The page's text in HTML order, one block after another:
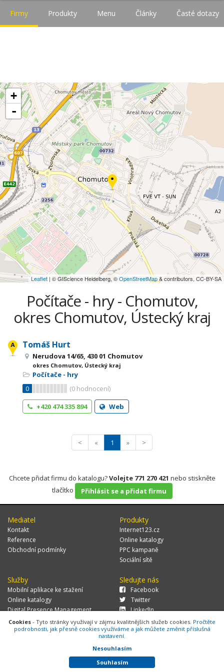
Firmy Produkty Menu Články Časté dotazy
+
-
Leaflet | © GIScience Heidelberg, ©OpenStreetMap& contributors, CC-BY-SA
Počítače - hry - Chomutov,
okres Chomutov, Ústecký kraj
Tomáš Hurt
Nerudova 14/65, 430 01 Chomutov
okres Chomutov, Ústecký kraj
Počítače - hry
0
(0 hodnocení)
+420 474 335 894
Web
< « 1 » >
Chcete přidat firmu do katalogu?Volejte 771 270 421 nebo stiskněte
tlačítko
Přihlásit se a přidat firmu
Mediatel
Kontakt
Reference
Obchodní podmínky
Produkty
Internet123.cz
Online katalogy
PPC kampaně
Sociální sítě
Služby
Mobilní aplikace ke stažení
Online katalogy
Digital Presence Management
Více zákazníků
Sledujte nás
Facebook
Twitter
LinkedIn
© 2026 MEDIATEL CZ, s.r.o.,Za Potokem 46/4, 106 00 Praha 10, tel.:
+420 771 270 421, verze 1.29.0.143,
Cookies
Cookies - Tyto stránky využívají v zájmu kvalitnějších služeb cookies. Pročtěte
podrobnosti, jak přesně cookies využíváme a jak můžete změnit příslušná
nastavení.
Nesouhlasím
Souhlasím